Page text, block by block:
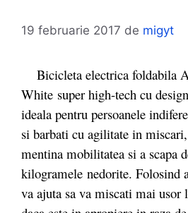
19 februarie 2017 de migyt
Bicicleta electrica foldabila
White super high-tech cu
ideala pentru persoanele
si barbati cu agilitate in
mentina mobilitatea si a scapa
kilogramele nedorite. Folosind
va ajuta sa va miscati mai usor